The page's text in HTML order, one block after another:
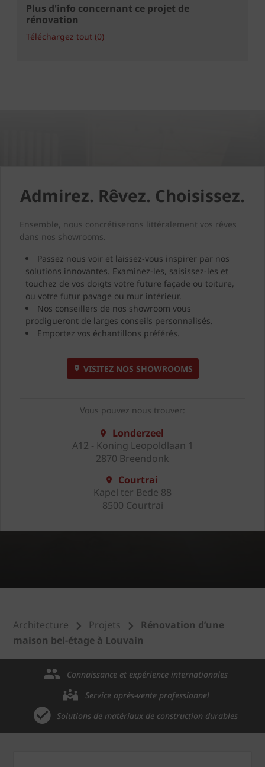
Plus d'info concernant ce projet de
rénovation
Téléchargez tout (0)
Admirez. Rêvez. Choisissez.
Ensemble, nous concrétiserons littéralement vos rêves
dans nos showrooms.
Passez nous voir et laissez-vous inspirer par nos
solutions innovantes. Examinez-les, saisissez-les et
touchez de vos doigts votre future façade ou toiture,
ou votre futur pavage ou mur intérieur.
Nos conseillers de nos showroom vous
prodigueront de larges conseils personnalisés.
Emportez vos échantillons préférés.
VISITEZ NOS SHOWROOMS
Vous pouvez nous trouver:
Londerzeel
A12 - Koning Leopoldlaan 1
2870 Breendonk
Courtrai
Kapel ter Bede 88
8500 Courtrai
Architecture Projets
Rénovation d’une
maison bel-étage à Louvain
Connaissance et expérience internationales
Service après-vente professionnel
Solutions de matériaux de construction durables